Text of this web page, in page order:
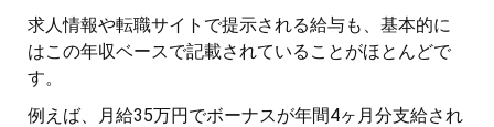
求人情報や転職サイトで提示される給与も、基本的に
はこの年収ベースで記載されていることがほとんどで
す。
例えば、月給35万円でボーナスが年間4ヶ月分支給され